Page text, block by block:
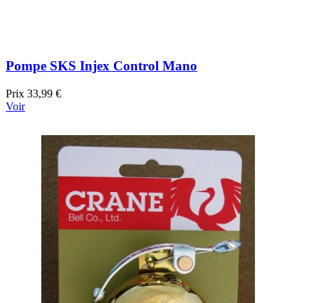
Pompe SKS Injex Control Mano
Prix 33,99 €
Voir